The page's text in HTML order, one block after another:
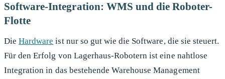
Software-Integration: WMS und die Roboter-
Flotte
DieHardware ist nur so gut wie die Software, die sie steuert.
Für den Erfolg von Lagerhaus-Robotern ist eine nahtlose
Integration in das bestehende Warehouse Management